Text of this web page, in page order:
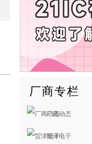
厂商专栏
厂商动态
贸泽电子